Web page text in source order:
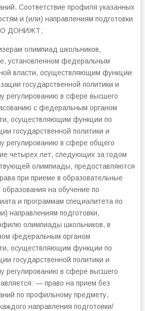
Соответствие профиля указанных
и (или) направлениям подготовки
ДОНИЖТ;
олимпиад школьников,
установленном федеральным
власти, осуществляющим функции
государственной политики и
регулированию в сфере высшего
с федеральным органом
осуществляющим функции по
государственной политики и
регулированию в сфере общего
четырех лет, следующих за годом
олимпиады, предоставляются
при приеме в образовательные
на обучение по
и программам специалитета по
направлениям подготовки,
олимпиады школьников, в
федеральным органом
осуществляющим функции по
государственной политики и
регулированию в сфере высшего
— право на прием без
по профильному предмету,
направления подготовки/